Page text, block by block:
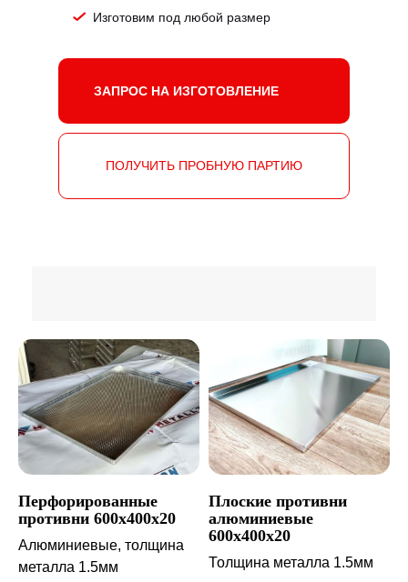
ПОЛУЧИТЬ ПРОБНУЮ ПАРТИЮ
ЗАПРОС НА ИЗГОТОВЛЕНИЕ
Изготовим под любой размер
Перфорированные
противни 600х400х20
Алюминиевые, толщина
металла 1.5мм
Плоские противни
алюминиевые
600х400х20
Толщина металла 1.5мм